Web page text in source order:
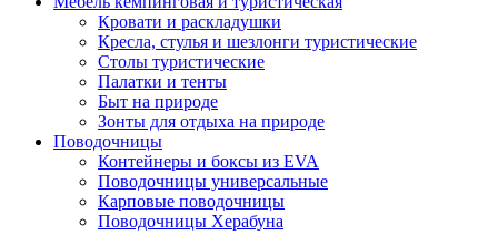
Кровати и раскладушки
Кресла, стулья и шезлонги туристические
Столы туристические
Палатки и тенты
Быт на природе
Зонты для отдыха на природе
Поводочницы
Контейнеры и боксы из EVA
Поводочницы универсальные
Карповые поводочницы
Поводочницы Херабуна